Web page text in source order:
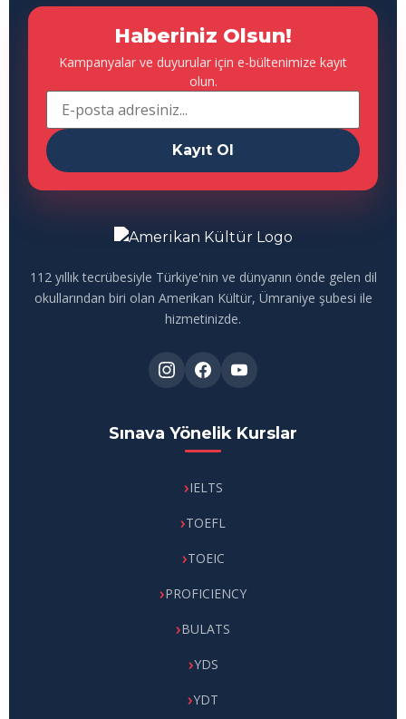
Haberiniz Olsun!
Kampanyalar ve duyurular için e-bültenimize kayıt
olun.
Kayıt Ol
112 yıllık tecrübesiyle Türkiye'nin ve dünyanın önde gelen dil
okullarından biri olan Amerikan Kültür, Ümraniye şubesi ile
hizmetinizde.
Sınava Yönelik Kurslar
IELTS
TOEFL
TOEIC
PROFICIENCY
BULATS
YDS
YDT